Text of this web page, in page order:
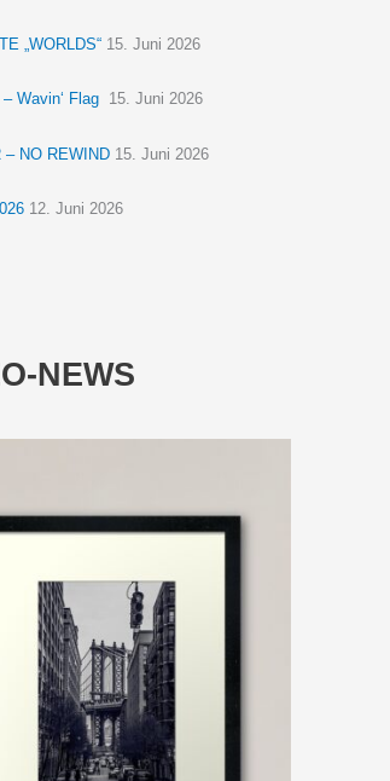
„WORLDS“ 15. Juni 2026
Wavin‘ Flag 15. Juni 2026
– NO REWIND 15. Juni 2026
12. Juni 2026
NEWS